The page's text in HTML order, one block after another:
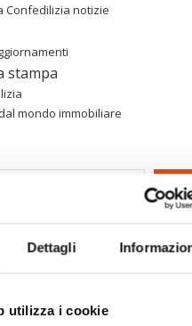
Dettagli
utilizza i cookie
Confedilizia notizie
stampa
mondo immobiliare
Associazioni